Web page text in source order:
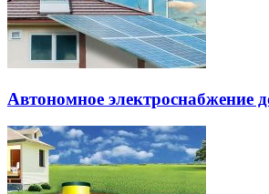
Автономное электроснабжение